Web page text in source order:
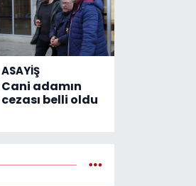
ASAYİŞ
Cani adamın
cezası belli oldu